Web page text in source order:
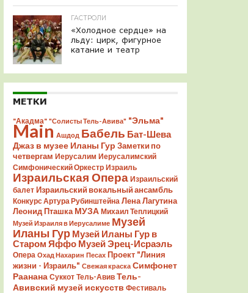
ГАСТРОЛИ
«Холодное сердце» на
льду: цирк, фигурное
катание и театр
МЕТКИ
"Акадма" "Солисты Тель-Авива" "Эльма"
Main Ашдод Бабель Бат-Шева
Джаз в музее Иланы Гур Заметки по
четвергам Иерусалим Иерусалимский
Симфонический Оркестр Израиль
Израильская Опера Израильский
балет Израильский вокальный ансамбль
Конкурс Артура Рубинштейна Лена Лагутина
Леонид Пташка МУЗА Михаил Теплицкий
Музей Израиля в Иерусалиме Музей
Иланы Гур Музей Иланы Гур в
Старом Яффо Музей Эрец-Исраэль
Опера Охад Нахарин Песах Проект "Линия
жизни - Израиль" Свежая краска Симфонет
Раанана Суккот Тель-Авив Тель-
Авивский музей искусств Фестиваль